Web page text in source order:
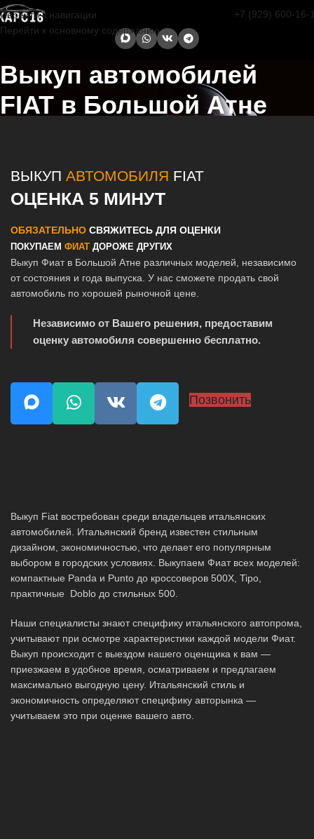
Перейти к навигации
Перейти к основному содержанию
+7 (929) 600-16-
Выкуп автомобилей
FIAT в Большой Атне
ВЫКУП АВТОМОБИЛЯ FIAT
ОЦЕНКА 5 МИНУТ
ОБЯЗАТЕЛЬНО СВЯЖИТЕСЬ ДЛЯ ОЦЕНКИ
ПОКУПАЕМ ФИАТ ДОРОЖЕ ДРУГИХ
Выкуп Фиат в Большой Атне различных моделей, независимо
от состояния и года выпуска. У нас сможете продать свой
автомобиль по хорошей рыночной цене.
Независимо от Вашего решения, предоставим
оценку автомобиля совершенно бесплатно.
Позвонить
Выкуп Fiat востребован среди владельцев итальянских
автомобилей. Итальянский бренд известен стильным
дизайном, экономичностью, что делает его популярным
выбором в городских условиях. Выкупаем Фиат всех моделей:
компактные Panda и Punto до кроссоверов 500X, Tipo,
практичные Doblo до стильных 500.
Наши специалисты знают специфику итальянского автопрома,
учитывают при осмотре характеристики каждой модели Фиат.
Выкуп происходит с выездом нашего оценщика к вам —
приезжаем в удобное время, осматриваем и предлагаем
максимально выгодную цену. Итальянский стиль и
экономичность определяют специфику авторынка —
учитываем это при оценке вашего авто.